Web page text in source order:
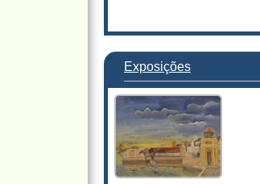
Exposições